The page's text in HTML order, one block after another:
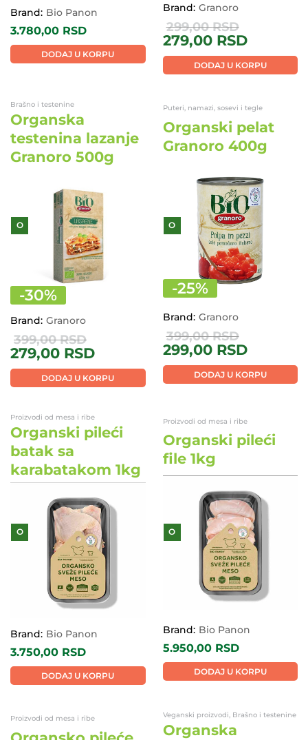
Brand: Bio Panon
3.780,00 RSD
DODAJ U KORPU
Brand: Granoro
279,00 RSD
299,00RSD
DODAJ U KORPU
Brašno i testenine
Organska
testenina lazanje
Granoro 500g
O
-30%
Brand: Granoro
279,00 RSD
399,00RSD
DODAJ U KORPU
Puteri, namazi, sosevi i tegle
Organski pelat
Granoro 400g
O
-25%
Brand: Granoro
299,00 RSD
399,00RSD
DODAJ U KORPU
Proizvodi od mesa i ribe
Organski pileći
batak sa
karabatakom 1kg
O
Brand: Bio Panon
3.750,00 RSD
DODAJ U KORPU
Proizvodi od mesa i ribe
Organski pileći
file 1kg
O
Brand: Bio Panon
5.950,00 RSD
DODAJ U KORPU
Proizvodi od mesa i ribe Veganski proizvodi, Brašno i testenine
Organska